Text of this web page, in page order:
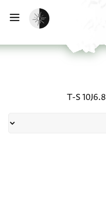
הפעלת מצב כהה
T-S 10J6.8